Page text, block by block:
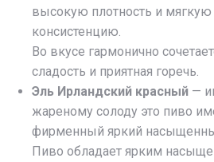
высокую плотность и мягкую
консистенцию.
Во вкусе гармонично
сладость и приятная горечь.
Эль Ирландский красный —
жареному солоду это пиво
фирменный яркий
Пиво обладает ярким